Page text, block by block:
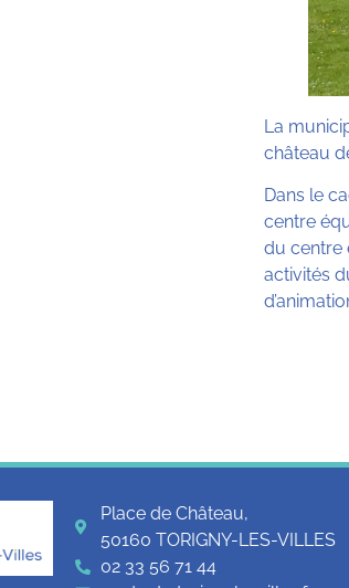
La
château
Dans le
centre
du centre
activités
Place de Château,
50160 TORIGNY-LES-VILLES
02 33 56 71 44